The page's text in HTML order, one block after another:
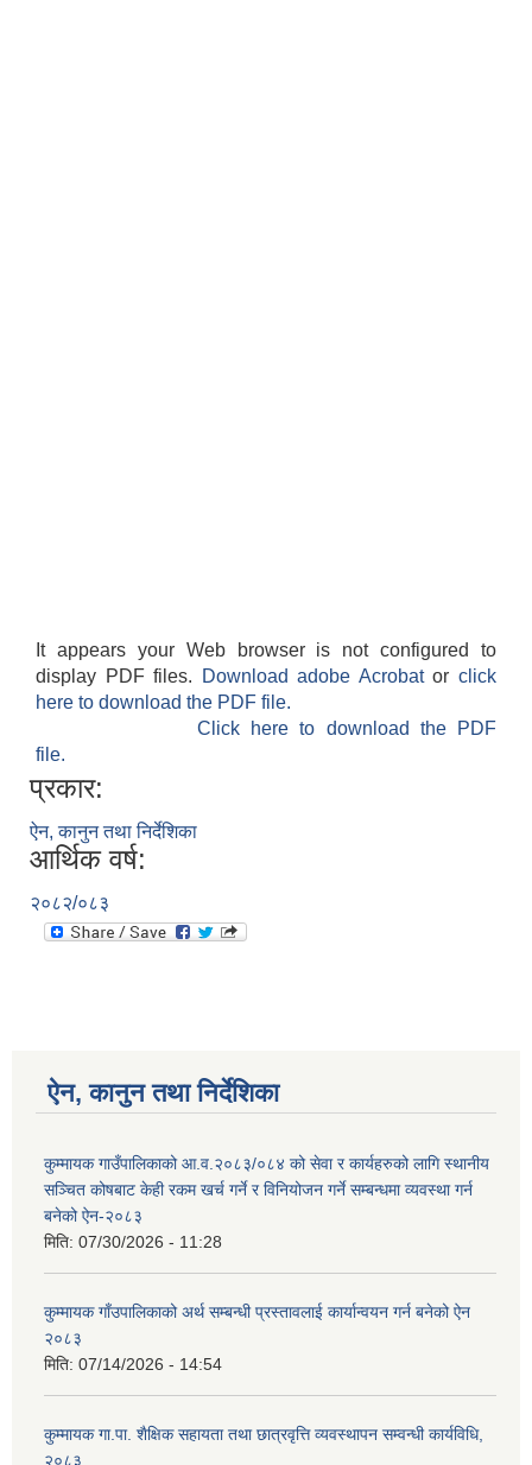
It appears your Web browser is not configured to
display PDF files.
Download adobe Acrobatorclick
here to download the PDF file.
Click here to download the PDF
file.
प्रकार:
ऐन, कानुन तथा निर्देशिका
आर्थिक वर्ष:
२०८२/०८३
ऐन, कानुन तथा निर्देशिका
कुम्मायक गाउँपालिकाको आ.व.२०८३/०८४ को सेवा र कार्यहरुको लागि स्थानीय
सञ्चित कोषबाट केही रकम खर्च गर्ने र विनियोजन गर्ने सम्बन्धमा व्यवस्था गर्न
बनेको ऐन-२०८३
मिति: 07/30/2026 - 11:28
कुम्मायक गाँउपालिकाको अर्थ सम्बन्धी प्रस्तावलाई कार्यान्वयन गर्न बनेको ऐन
२०८३
मिति: 07/14/2026 - 14:54
कुम्मायक गा.पा. शैक्षिक सहायता तथा छात्रवृत्ति व्यवस्थापन सम्वन्धी कार्यविधि,
२०८३